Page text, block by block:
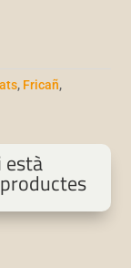
, Fricañ,
està